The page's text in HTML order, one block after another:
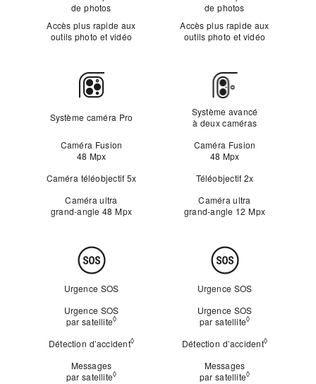
de photos
Accès plus rapide aux
outils photo et vidéo
de photos
Accès plus rapide aux
outils photo et vidéo
Caméras
Système caméra Pro
Caméra Fusion
48 Mpx
Caméra téléobjectif 5x
Caméra ultra
grand‑angle 48 Mpx
Système avancé
à deux caméras
Caméra Fusion
48 Mpx
Téléobjectif 2x
Caméra ultra
grand‑angle 12 Mpx
Sécurité
Urgence SOS
Urgence SOS
par satellite◊
Détection d’accident◊
Mention légale
Messages
par satellite◊
Urgence SOS
Urgence SOS
par satellite◊
Détection d’accident◊
Messages
par satellite◊